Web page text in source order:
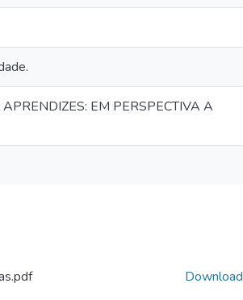
EM PERSPECTIVA A
Download